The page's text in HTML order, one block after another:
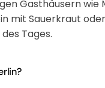
Gasthäusern wie
mit Sauerkraut
Tages.